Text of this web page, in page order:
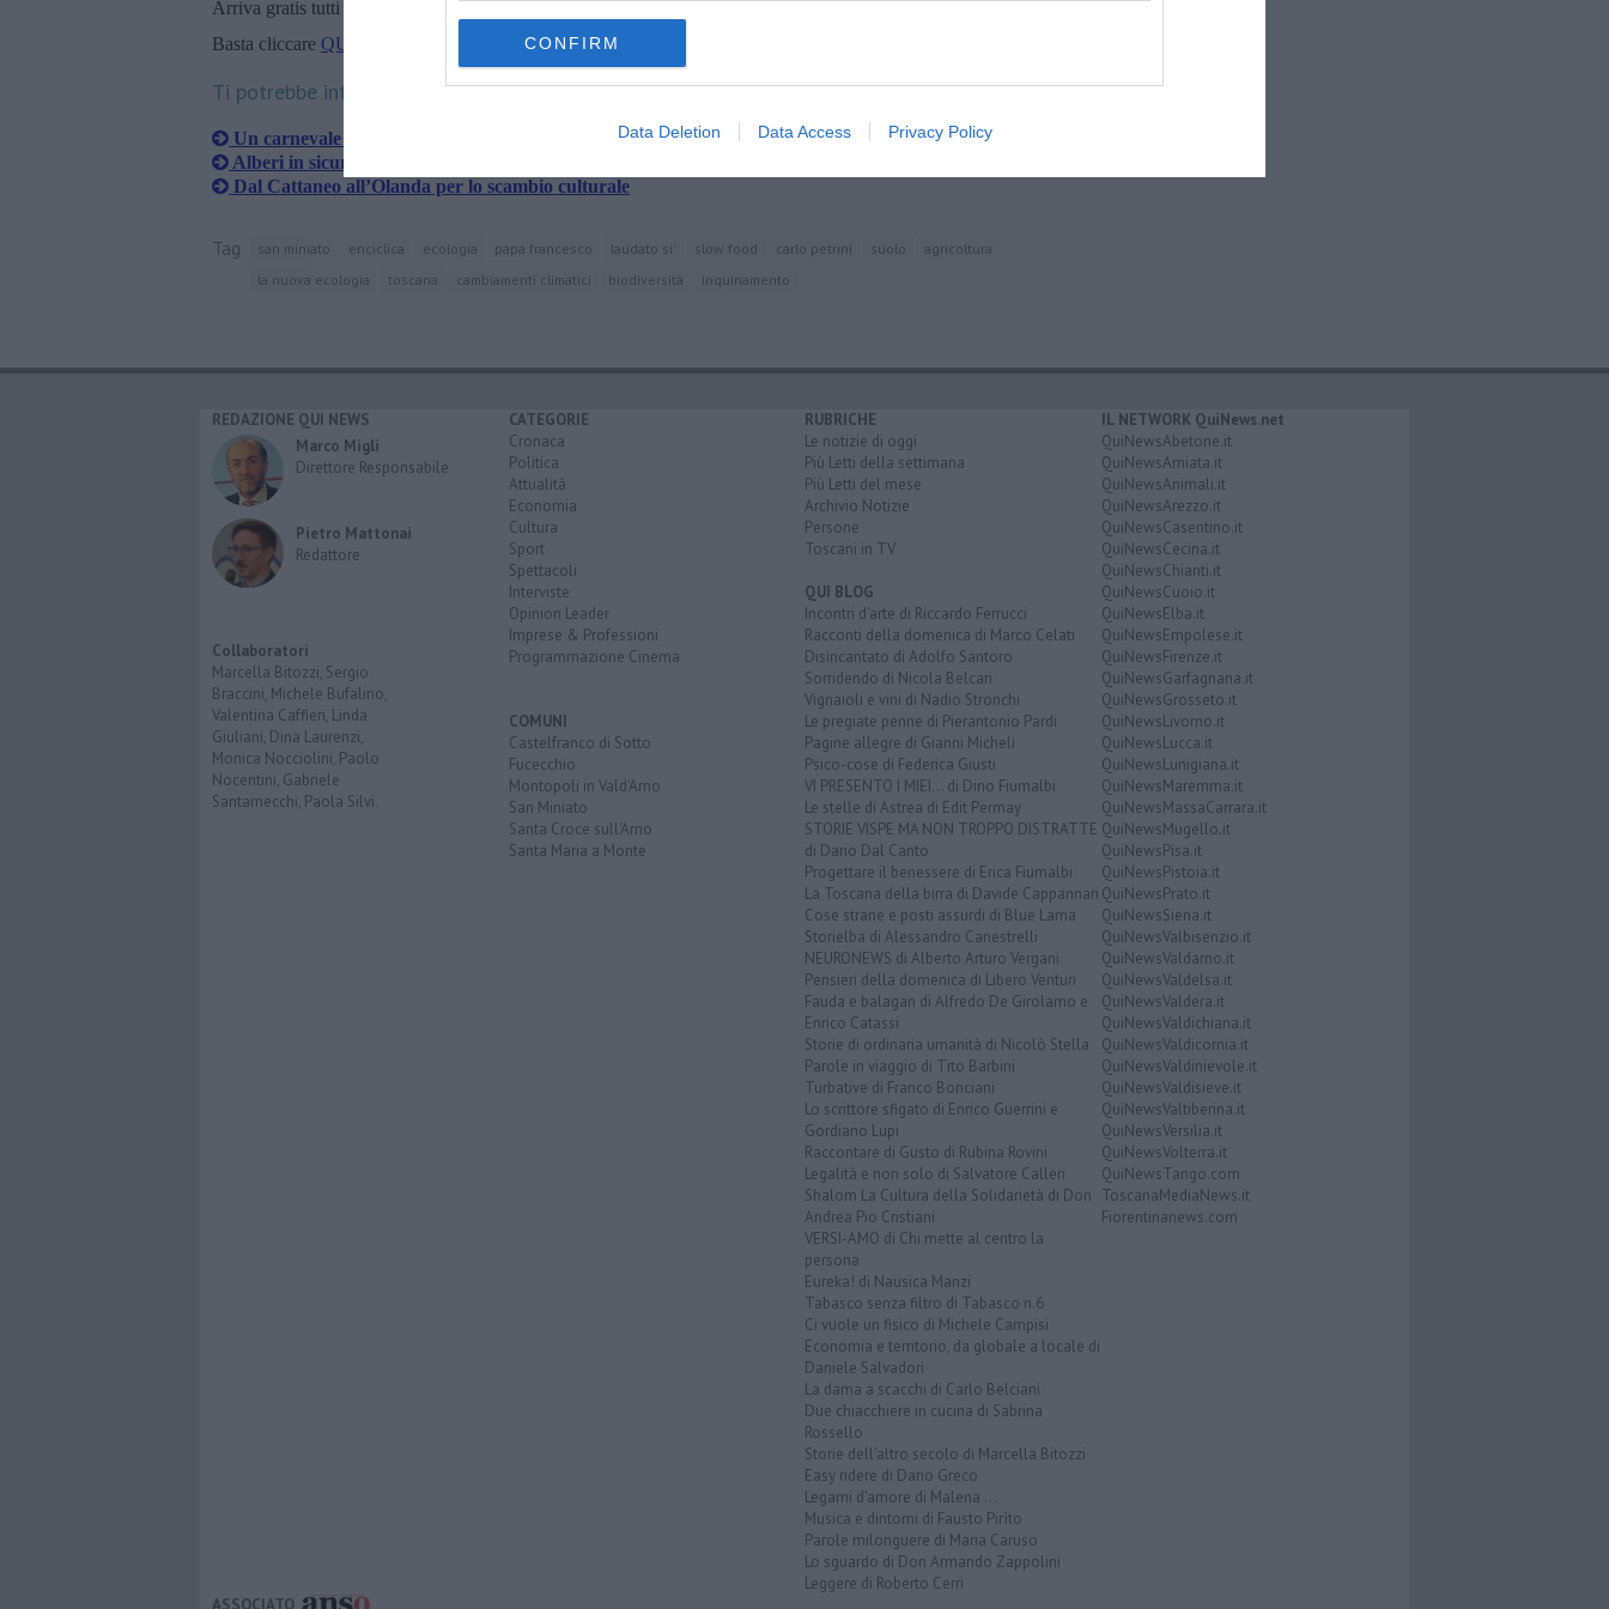
CONFIRM
Data Deletion Data Access Privacy Policy
Arriva gratis tutti i giorni alle 20:00 direttamente nella tua casella di posta.
Basta cliccare QUI
Ti potrebbe interessare anche:
Un carnevale a quattro zampe
Alberi in sicurezza vicino alle scuole superiori
Dal Cattaneo all’Olanda per lo scambio culturale
Tag san miniato enciclica ecologia papa francesco laudato si' slow food carlo petrini suolo
agricoltura
la nuova ecologia
toscana cambiamenti climatici biodiversità inquinamento
REDAZIONE QUI NEWS
Marco Migli
Direttore Responsabile
Pietro Mattonai
Redattore
Collaboratori
Marcella Bitozzi, Sergio
Braccini, Michele Bufalino,
Valentina Caffieri, Linda
Giuliani, Dina Laurenzi,
Monica Nocciolini, Paolo
Nocentini, Gabriele
Santarnecchi, Paola Silvi.
CATEGORIE
Cronaca
Politica
Attualità
Economia
Cultura
Sport
Spettacoli
Interviste
Opinion Leader
Imprese & Professioni
Programmazione Cinema
COMUNI
Castelfranco di Sotto
Fucecchio
Montopoli in Vald'Arno
San Miniato
Santa Croce sull'Arno
Santa Maria a Monte
RUBRICHE
Le notizie di oggi
Più Letti della settimana
Più Letti del mese
Archivio Notizie
Persone
Toscani in TV
QUI BLOG
Incontri d'arte di Riccardo Ferrucci
Racconti della domenica di Marco Celati
Disincantato di Adolfo Santoro
Sorridendo di Nicola Belcari
Vignaioli e vini di Nadio Stronchi
Le pregiate penne di Pierantonio Pardi
Pagine allegre di Gianni Micheli
Psico-cose di Federica Giusti
VI PRESENTO I MIEI... di Dino Fiumalbi
Le stelle di Astrea di Edit Permay
STORIE VISPE MA NON TROPPO DISTRATTE
di Dario Dal Canto
Progettare il benessere di Erica Fiumalbi
La Toscana della birra di Davide Cappannari
Cose strane e posti assurdi di Blue Lama
Storielba di Alessandro Canestrelli
NEURONEWS di Alberto Arturo Vergani
Pensieri della domenica di Libero Venturi
Fauda e balagan di Alfredo De Girolamo e
Enrico Catassi
Storie di ordinaria umanità di Nicolò Stella
Parole in viaggio di Tito Barbini
Turbative di Franco Bonciani
Lo scrittore sfigato di Enrico Guerrini e
Gordiano Lupi
Raccontare di Gusto di Rubina Rovini
Legalità e non solo di Salvatore Calleri
Shalom La Cultura della Solidarietà di Don
Andrea Pio Cristiani
VERSI-AMO di Chi mette al centro la
persona
Eureka! di Nausica Manzi
Tabasco senza filtro di Tabasco n.6
Ci vuole un fisico di Michele Campisi
Economia e territorio, da globale a locale di
Daniele Salvadori
La dama a scacchi di Carlo Belciani
Due chiacchiere in cucina di Sabrina
Rossello
Storie dell'altro secolo di Marcella Bitozzi
Easy ridere di Dario Greco
Legami d'amore di Malena ...
Musica e dintorni di Fausto Pirìto
Parole milonguere di Maria Caruso
Lo sguardo di Don Armando Zappolini
Leggere di Roberto Cerri
IL NETWORK QuiNews.net
QuiNewsAbetone.it
QuiNewsAmiata.it
QuiNewsAnimali.it
QuiNewsArezzo.it
QuiNewsCasentino.it
QuiNewsCecina.it
QuiNewsChianti.it
QuiNewsCuoio.it
QuiNewsElba.it
QuiNewsEmpolese.it
QuiNewsFirenze.it
QuiNewsGarfagnana.it
QuiNewsGrosseto.it
QuiNewsLivorno.it
QuiNewsLucca.it
QuiNewsLunigiana.it
QuiNewsMaremma.it
QuiNewsMassaCarrara.it
QuiNewsMugello.it
QuiNewsPisa.it
QuiNewsPistoia.it
QuiNewsPrato.it
QuiNewsSiena.it
QuiNewsValbisenzio.it
QuiNewsValdarno.it
QuiNewsValdelsa.it
QuiNewsValdera.it
QuiNewsValdichiana.it
QuiNewsValdicornia.it
QuiNewsValdinievole.it
QuiNewsValdisieve.it
QuiNewsValtiberina.it
QuiNewsVersilia.it
QuiNewsVolterra.it
QuiNewsTango.com
ToscanaMediaNews.it
Fiorentinanews.com